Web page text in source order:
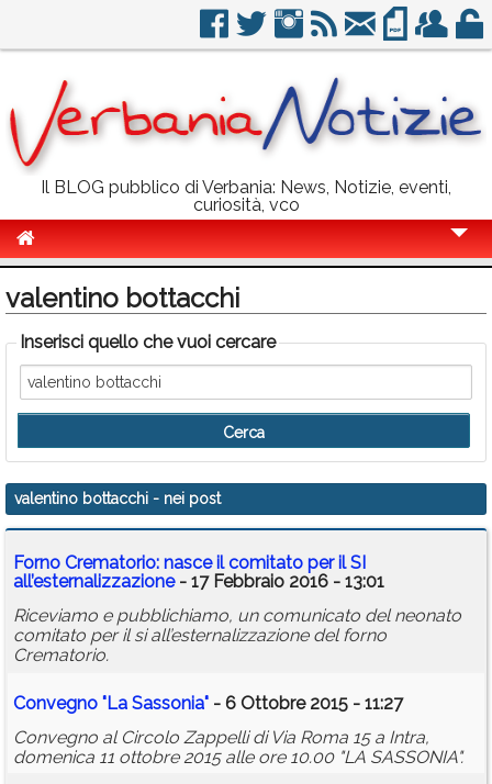
Il BLOG pubblico di Verbania: News, Notizie, eventi,
curiosità, vco
Politica
Sport
Eventi
Info Utili
Rubriche
Calendario
Annunci
valentino bottacchi
Inserisci quello che vuoi cercare
valentino bottacchi - nei post
Forno Crematorio: nasce il comitato per il SI
all’esternalizzazione- 17 Febbraio 2016 - 13:01
Riceviamo e pubblichiamo, un comunicato del neonato
comitato per il si all’esternalizzazione del forno
Crematorio.
Convegno "La Sassonia" - 6 Ottobre 2015 - 11:27
Convegno al Circolo Zappelli di Via Roma 15 a Intra,
domenica 11 ottobre 2015 alle ore 10.00 "LA SASSONIA".